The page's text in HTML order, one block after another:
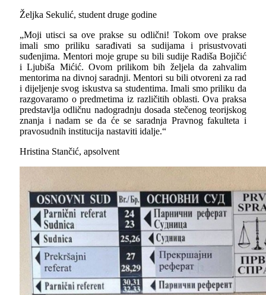
Željka Sekulić, student druge godine
„Moji utisci sa ove prakse su odlični! Tokom ove prakse
imali smo priliku sarađivati sa sudijama i prisustvovati
suđenjima. Mentori moje grupe su bili sudije Radiša Bojičić
i Ljubiša Mićić. Ovom prilikom bih željela da zahvalim
mentorima na divnoj saradnji. Mentori su bili otvoreni za rad
i dijeljenje svog iskustva sa studentima. Imali smo priliku da
razgovaramo o predmetima iz različitih oblasti. Ova praksa
predstavlja odličnu nadogradnju dosada stečenog teorijskog
znanja i nadam se da će se saradnja Pravnog fakulteta i
pravosudnih institucija nastaviti idalje.“
Hristina Stančić, apsolvent